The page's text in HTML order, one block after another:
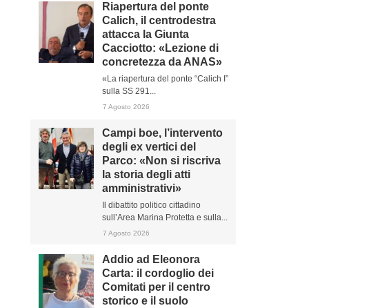
Riapertura del ponte
Calich, il centrodestra
attacca la Giunta
Cacciotto: «Lezione di
concretezza da ANAS»
«La riapertura del ponte “Calich I”
sulla SS 291...
7 Agosto 2026
Campi boe, l’intervento
degli ex vertici del
Parco: «Non si riscriva
la storia degli atti
amministrativi»
Il dibattito politico cittadino
sull’Area Marina Protetta e sulla...
7 Agosto 2026
Addio ad Eleonora
Carta: il cordoglio dei
Comitati per il centro
storico e il suolo